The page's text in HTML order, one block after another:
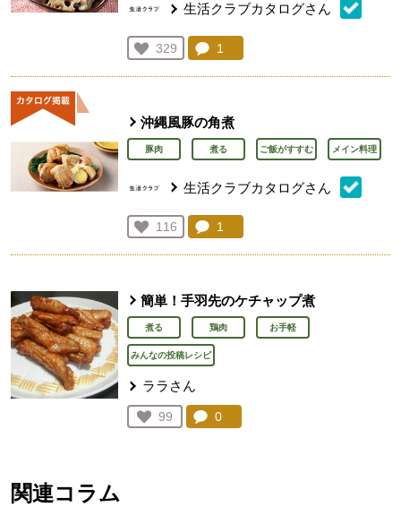
生活クラブカタログさん
お気に入り登録：
329
人が登録
コメント：
1
沖縄風豚の角煮
豚肉 煮る ご飯がすすむ メイン料理
生活クラブカタログさん
お気に入り登録：
116
人が登録
コメント：
1
簡単！手羽先のケチャップ煮
煮る 鶏肉 お手軽
みんなの投稿レシピ
ララさん
お気に入り登録：
99
人が登録
コメント：
0
関連コラム